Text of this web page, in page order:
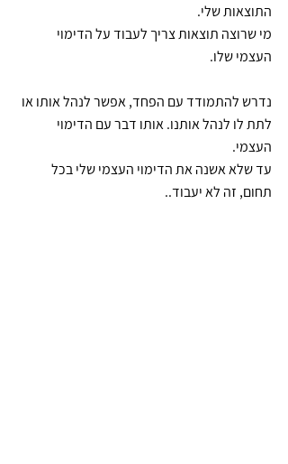
התוצאות שלי.
מי שרוצה תוצאות צריך לעבוד על הדימוי
העצמי שלו.
נדרש להתמודד עם הפחד, אפשר לנהל אותו או
לתת לו לנהל אותנו. אותו דבר עם הדימוי
העצמי.
עד שלא אשנה את הדימוי העצמי שלי בכל
תחום, זה לא יעבוד..